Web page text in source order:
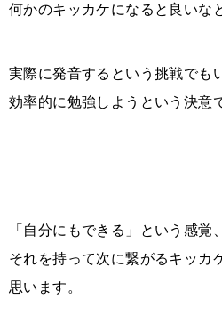
何かのキッカケになると良いな
実際に発音するという挑戦でも
効率的に勉強しようという決意
「自分にもできる」という感覚、
それを持って次に繋がるキッカ
思います。